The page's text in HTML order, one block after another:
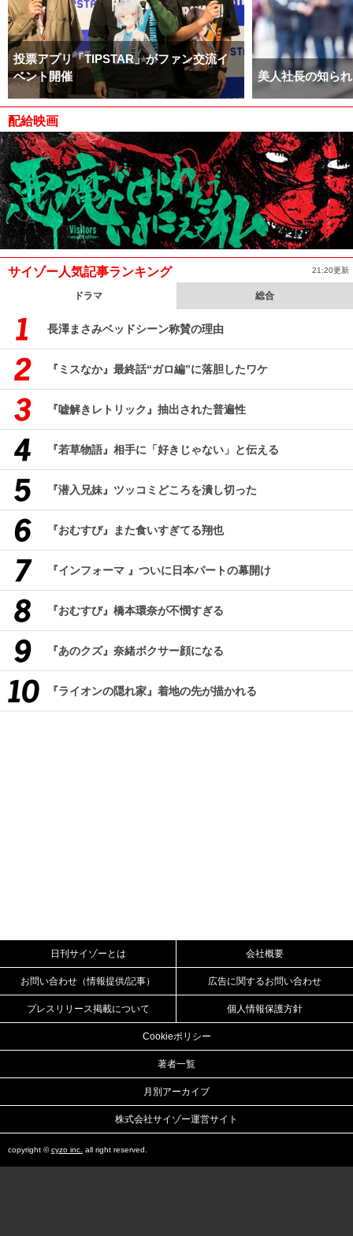
投票アプリ「TIPSTAR」がファン交流イ
ベント開催
美人社長の知ら
配給映画
サイゾー人気記事ランキング 21:20更新
ドラマ 総合
長澤まさみベッドシーン称賛の理由
『ミスなか』最終話“ガロ編”に落胆したワケ
『嘘解きレトリック』抽出された普遍性
『若草物語』相手に「好きじゃない」と伝える
『潜入兄妹』ツッコミどころを潰し切った
『おむすび』また食いすぎてる翔也
『インフォーマ 』ついに日本パートの幕開け
『おむすび』橋本環奈が不憫すぎる
『あのクズ』奈緒ボクサー顔になる
『ライオンの隠れ家』着地の先が描かれる
日刊サイゾーとは 会社概要
お問い合わせ（情報提供/記事） 広告に関するお問い合わせ
プレスリリース掲載について 個人情報保護方針
Cookieポリシー
著者一覧
月別アーカイブ
株式会社サイゾー運営サイト
copyright ©cyzo inc. all right reserved.